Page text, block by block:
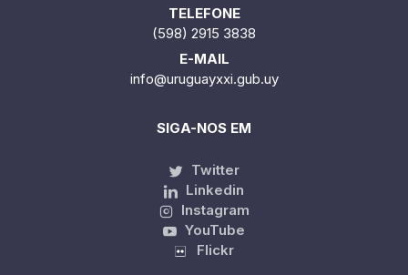
TELEFONE
(598) 2915 3838
E-MAIL
info@uruguayxxi.gub.uy
SIGA-NOS EM
Twitter
Linkedin
Instagram
YouTube
Flickr